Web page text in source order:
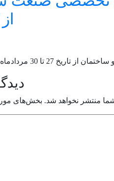
از 27 تا 30 مرداد
30 مردادماه سال جاری برگزار می شود.
منتشر نخواهد شد. بخش‌های